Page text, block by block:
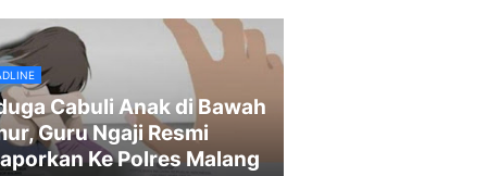
Cabuli Anak di Bawah
Guru Ngaji Resmi
Ke Polres Malang